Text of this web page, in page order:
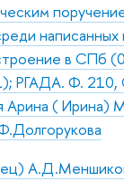
в СПб
РГАДА. Ф.
Арина ( Ирина)